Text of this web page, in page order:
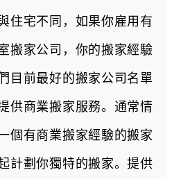
住宅不同，如果你雇用有
搬家公司，你的搬家經驗
目前最好的搬家公司名單
供商業搬家服務。通常情
個有商業搬家經驗的搬家
計劃你獨特的搬家。提供